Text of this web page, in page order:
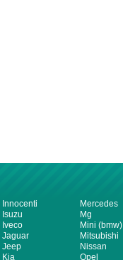
Innocenti
Isuzu
Iveco
Jaguar
Jeep
Kia
Mercedes
Mg
Mini (bmw)
Mitsubishi
Nissan
Opel